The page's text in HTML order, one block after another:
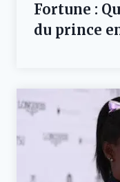
Fortune :
du prince